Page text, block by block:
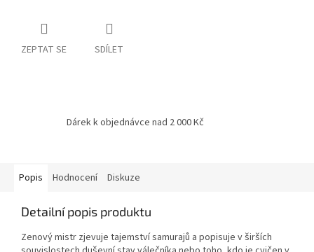
ZEPTAT SE SDÍLET
Dárek k objednávce nad 2 000 Kč
Popis Hodnocení Diskuze
Detailní popis produktu
Zenový mistr zjevuje tajemství samurajů a popisuje v širších